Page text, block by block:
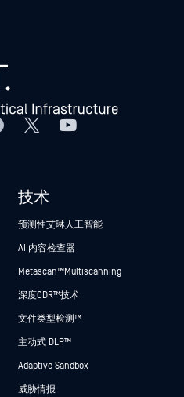
技术
预测性艾琳人工智能
AI 内容检查器
Metascan™ Multiscanning
深度CDR™技术
文件类型检测™
主动式 DLP™
Adaptive Sandbox
威胁情报